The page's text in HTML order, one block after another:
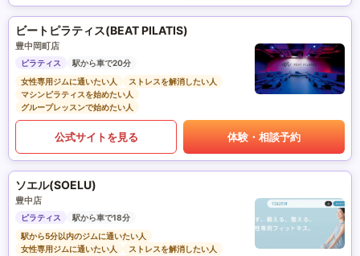
ビートピラティス(BEAT PILATIS)
豊中岡町店
ピラティス
駅から車で20分
女性専用ジムに通いたい人
ストレスを解消したい人
マシンピラティスを始めたい人
グループレッスンで始めたい人
公式サイトを見る 体験・相談予約
ソエル(SOELU)
豊中店
ピラティス
駅から車で18分
駅から5分以内のジムに通いたい人
女性専用ジムに通いたい人
ストレスを解消したい人